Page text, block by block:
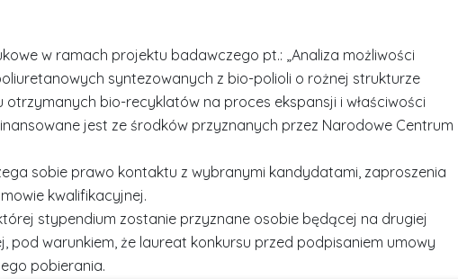
w ramach projektu badawczego pt.: „Analiza możliwości
syntezowanych z bio-polioli o rożnej strukturze
otrzymanych bio-recyklatów na proces ekspansji i właściwości
jest ze środków przyznanych przez Narodowe Centrum
sobie prawo kontaktu z wybranymi kandydatami, zaproszenia
kwalifikacyjnej.
stypendium zostanie przyznane osobie będącej na drugiej
pod warunkiem, że laureat konkursu przed podpisaniem umowy
pobierania.